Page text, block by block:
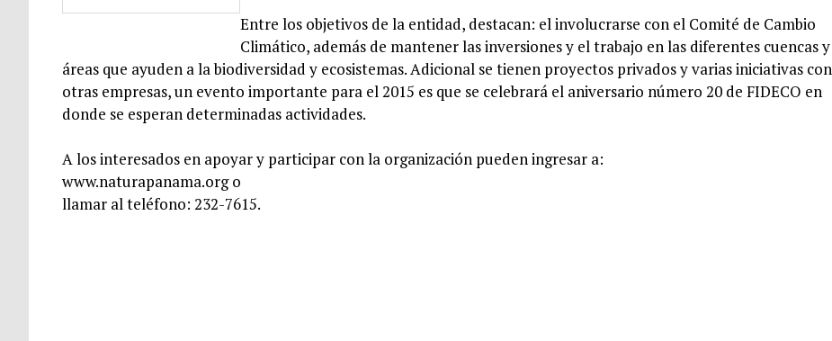
Entre los objetivos de la entidad, destacan: el involucrarse con el Comité de Cambio
Climático, además de mantener las inversiones y el trabajo en las diferentes cuencas y
áreas que ayuden a la biodiversidad y ecosistemas. Adicional se tienen proyectos privados y varias iniciativas con
otras empresas, un evento importante para el 2015 es que se celebrará el aniversario número 20 de FIDECO en
donde se esperan determinadas actividades.
A los interesados en apoyar y participar con la organización pueden ingresar a:
www.naturapanama.org o
llamar al teléfono: 232-7615.